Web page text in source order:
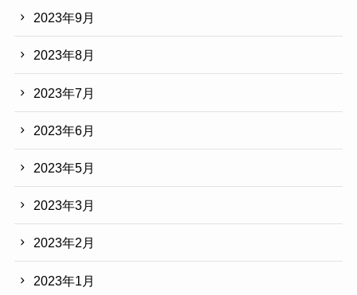
2023年9月
2023年8月
2023年7月
2023年6月
2023年5月
2023年3月
2023年2月
2023年1月